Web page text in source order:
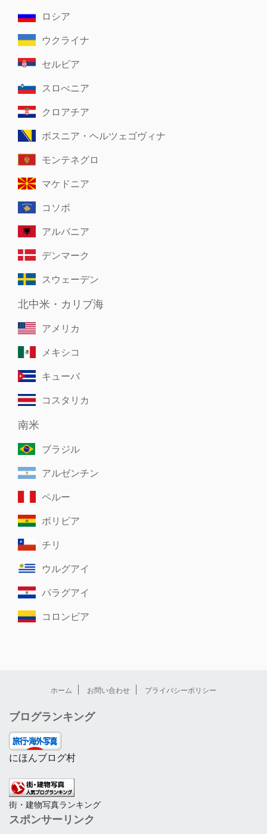
ロシア
ウクライナ
セルビア
スロべニア
クロアチア
ボスニア・ヘルツェゴヴィナ
モンテネグロ
マケドニア
コソボ
アルバニア
デンマーク
スウェーデン
北中米・カリブ海
アメリカ
メキシコ
キューバ
コスタリカ
南米
ブラジル
アルゼンチン
ペルー
ボリビア
チリ
ウルグアイ
パラグアイ
コロンビア
ホーム お問い合わせ プライバシーポリシー
ブログランキング
にほんブログ村
街・建物写真ランキング
スポンサーリンク